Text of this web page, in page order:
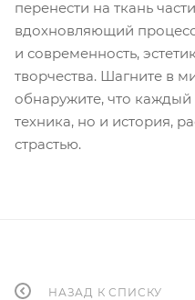
перенести на ткань
вдохновляющий
и современность,
творчества. Шагните в
обнаружите, что каждый
техника, но и история,
страстью.
НАЗАД К СПИСКУ